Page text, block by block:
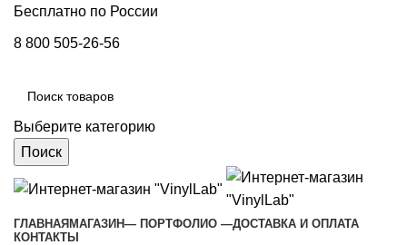
Бесплатно по России
8 800 505-26-56
Выберите категорию
Поиск
ГЛАВНАЯ МАГАЗИН— ПОРТФОЛИО —ДОСТАВКА И ОПЛАТА
КОНТАКТЫ